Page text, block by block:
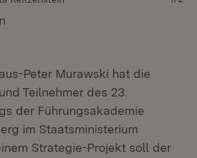
Peter Murawski hat die
Teilnehmer des 23.
der Führungsakademie
im Staatsministerium
Strategie-Projekt soll der